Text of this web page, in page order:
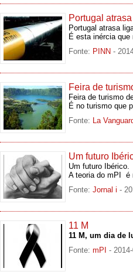
Portugal
Portugal atrasa
É esta inércia
Fonte: PINN -
Feira de
Feira de turismo
É no turismo que
Fonte: La
Um futuro
Um futuro Ibérico.
A teoria do mPI é
Fonte: Jornal i -
11 M
11 M, um dia de
Fonte: mPI -